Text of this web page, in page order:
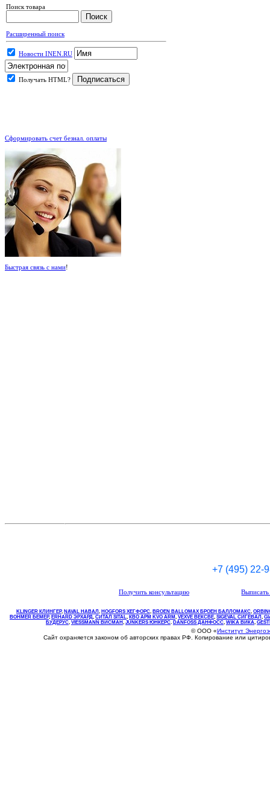
Поиск товара
Расширенный поиск
Новости INEN.RU
Получать HTML?
Сформировать счет безнал. оплаты
Быстрая связь с нами!
+7 (495) 22-
Получить консультацию
KLINGER КЛИНГЕР, NAVAL НАВАЛ , НOGFORS ХЕГФОРС, BROEN BALLOMAX БРОЕН БАЛЛОМАКС,
BOHMER БЕМЕР, ERHARD ЭРХАРД, СИТАЛ SITAL, КВО АРМ KVO ARM, VEXVE ВЕКСВЕ, SIGEVAL СИГЕВАЛ ,
БУДЕРУС, VIESSMANN ВИСМАН , JUNKERS ЮНКЕРС. DANFOSS ДАНФОСС, WIKA ВИКА,
© ООО «Институт
Сайт охраняется законом об авторских правах РФ. Копирование или